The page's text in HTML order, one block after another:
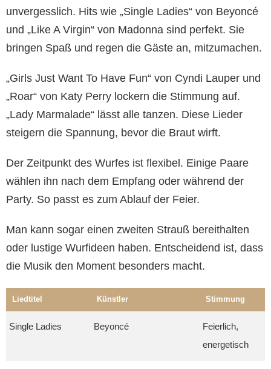
unvergesslich. Hits wie „Single Ladies“ von Beyoncé
und „Like A Virgin“ von Madonna sind perfekt. Sie
bringen Spaß und regen die Gäste an, mitzumachen.
„Girls Just Want To Have Fun“ von Cyndi Lauper und
„Roar“ von Katy Perry lockern die Stimmung auf.
„Lady Marmalade“ lässt alle tanzen. Diese Lieder
steigern die Spannung, bevor die Braut wirft.
Der Zeitpunkt des Wurfes ist flexibel. Einige Paare
wählen ihn nach dem Empfang oder während der
Party. So passt es zum Ablauf der Feier.
Man kann sogar einen zweiten Strauß bereithalten
oder lustige Wurfideen haben. Entscheidend ist, dass
die Musik den Moment besonders macht.
Liedtitel Künstler Stimmung
Single Ladies Beyoncé
Feierlich,
energetisch